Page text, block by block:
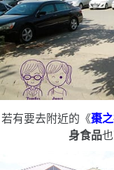
若有要去附近的《棗
身食品